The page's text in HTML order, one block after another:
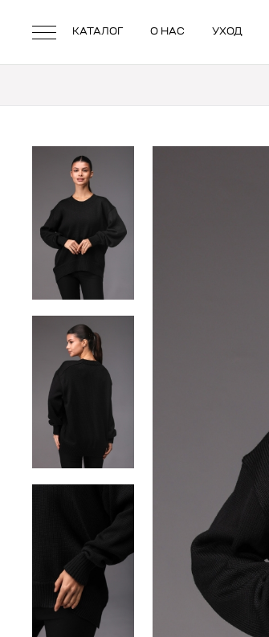
КАТАЛОГ О НАС УХОД